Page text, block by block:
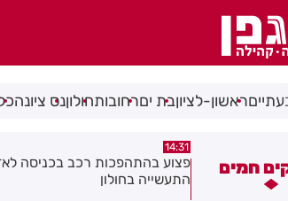
ראשון-לציוןבת יםרחובותחולוןנס ציונה
חמים
לאזור
14:15
תיסלם ואתניקס הרימו את חולון
באוויר